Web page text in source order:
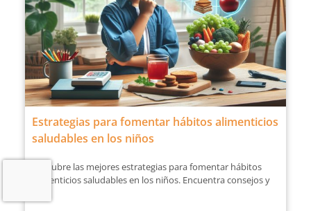
Estrategias para fomentar hábitos alimenticios
saludables en los niños
Descubre las mejores estrategias para fomentar hábitos
alimenticios saludables en los niños. Encuentra consejos y